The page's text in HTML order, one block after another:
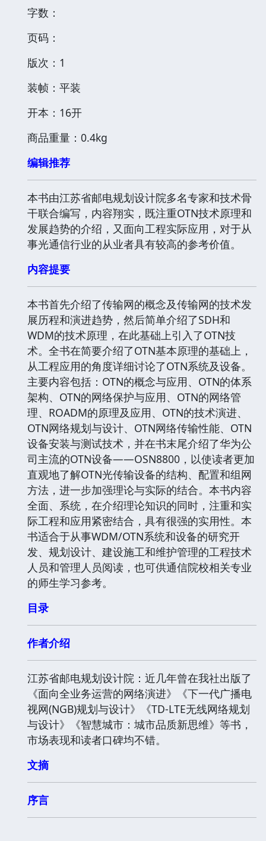
字数：
页码：
版次：1
装帧：平装
开本：16开
商品重量：0.4kg
编辑推荐
本书由江苏省邮电规划设计院多名专家和技术骨
干联合编写，内容翔实，既注重OTN技术原理和
发展趋势的介绍，又面向工程实际应用，对于从
事光通信行业的从业者具有较高的参考价值。
内容提要
本书首先介绍了传输网的概念及传输网的技术发
展历程和演进趋势，然后简单介绍了SDH和
WDM的技术原理，在此基础上引入了OTN技
术。全书在简要介绍了OTN基本原理的基础上，
从工程应用的角度详细讨论了OTN系统及设备。
主要内容包括：OTN的概念与应用、OTN的体系
架构、OTN的网络保护与应用、OTN的网络管
理、ROADM的原理及应用、OTN的技术演进、
OTN网络规划与设计、OTN网络传输性能、OTN
设备安装与测试技术，并在书末尾介绍了华为公
司主流的OTN设备――OSN8800，以使读者更加
直观地了解OTN光传输设备的结构、配置和组网
方法，进一步加强理论与实际的结合。本书内容
全面、系统，在介绍理论知识的同时，注重和实
际工程和应用紧密结合，具有很强的实用性。本
书适合于从事WDM/OTN系统和设备的研究开
发、规划设计、建设施工和维护管理的工程技术
人员和管理人员阅读，也可供通信院校相关专业
的师生学习参考。
目录
作者介绍
江苏省邮电规划设计院：近几年曾在我社出版了
《面向全业务运营的网络演进》《下一代广播电
视网(NGB)规划与设计》《TD-LTE无线网络规划
与设计》《智慧城市：城市品质新思维》等书，
市场表现和读者口碑均不错。
文摘
序言